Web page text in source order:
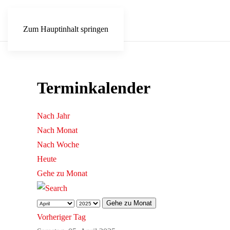
Zum Hauptinhalt springen
Terminkalender
Nach Jahr
Nach Monat
Nach Woche
Heute
Gehe zu Monat
Gehe zu Monat
Vorheriger Tag